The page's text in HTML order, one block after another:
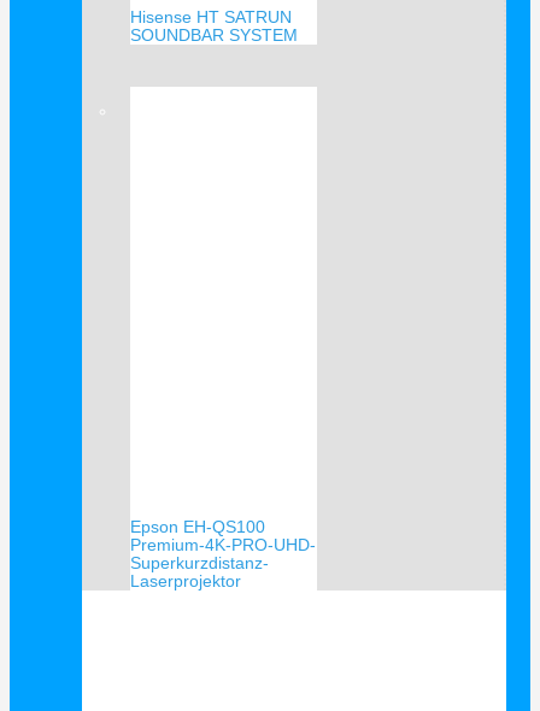
Hisense HT SATRUN
SOUNDBAR SYSTEM
Epson EH-QS100
Premium-4K-PRO-UHD-
Superkurzdistanz-
Laserprojektor